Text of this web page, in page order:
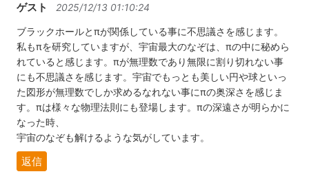
ゲスト 2025/12/13 01:10:24
ブラックホールとπが関係している事に不思議さを感じます。
私もπを研究していますが、宇宙最大のなぞは、πの中に秘めら
れていると感じます。πが無理数であり無限に割り切れない事
にも不思議さを感じます。宇宙でもっとも美しい円や球といっ
た図形が無理数でしか求めるなれない事にπの奥深さを感じま
す。πは様々な物理法則にも登場します。πの深遠さが明らかに
なった時、
宇宙のなぞも解けるような気がしています。
返信